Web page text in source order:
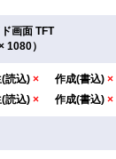
画面 TFT
1080）
読込) × 作成(書込) ×
読込) × 作成(書込) ×